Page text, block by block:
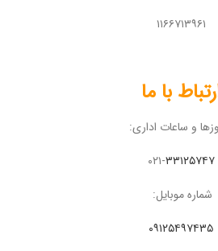
۱۱۶۶۷۱۳۹۶۱
با ما
و ساعات اداری:
۰۲۱-۳۳۱۲۵۷۴۷
شماره موبایل:
۰۹۱۲۵۴۹۷۴۳۵